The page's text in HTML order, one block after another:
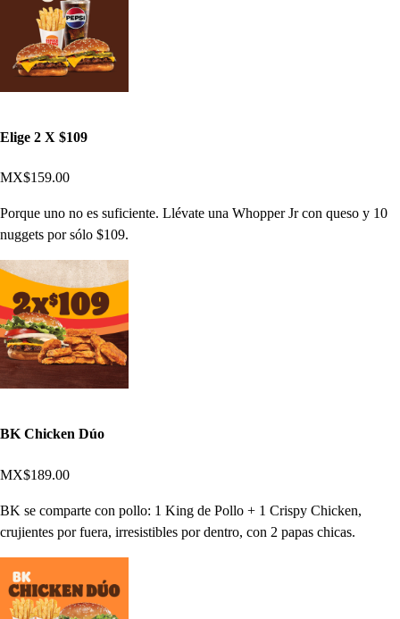
Elige 2 X $109
MX$159.00
Porque uno no es suficiente. Llévate una Whopper Jr con queso y 10
nuggets por sólo $109.
BK Chicken Dúo
MX$189.00
BK se comparte con pollo: 1 King de Pollo + 1 Crispy Chicken,
crujientes por fuera, irresistibles por dentro, con 2 papas chicas.